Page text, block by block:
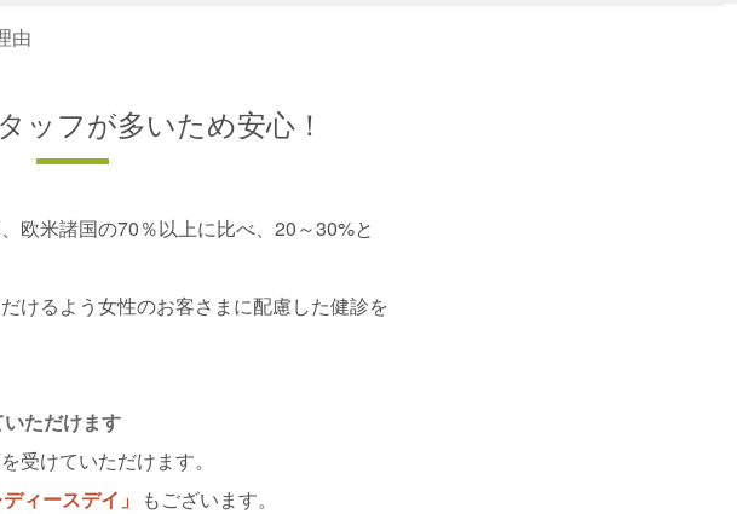
由
ッフが多いため安心！
欧米諸国の70％以上に比べ、20～30%と
けるよう女性のお客さまに配慮した健診を
ただけます
受けていただけます。
ディースデイ」
もございます。